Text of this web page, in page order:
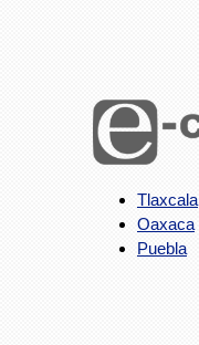
Tlaxcala
Oaxaca
Puebla